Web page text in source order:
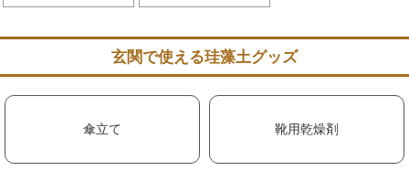
玄関で使える珪藻土グッズ
傘立て 靴用乾燥剤